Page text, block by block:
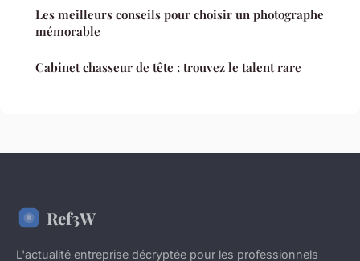
Les meilleurs conseils pour choisir un photographe
mémorable
Cabinet chasseur de tête : trouvez le talent rare
Ref3W
L'actualité entreprise décryptée pour les professionnels